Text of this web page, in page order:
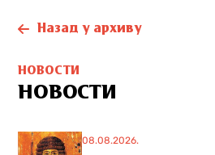
Назад у архиву
НОВОСТИ
НОВОСТИ
08.08.2026.